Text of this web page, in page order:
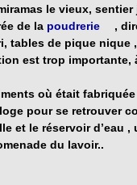
le vieux, sentier
de la poudrerie
,
tables de pique nique
est trop importante,
où était
pour se retrouver
et le réservoir d’eau ,
du lavoir..